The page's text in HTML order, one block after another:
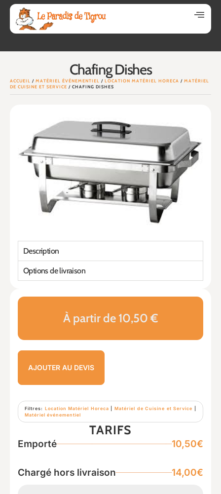
Chafing Dishes
ACCUEIL / MATÉRIEL ÉVÉNEMENTIEL / LOCATION MATÉRIEL HORECA / MATÉRIEL
DE CUISINE ET SERVICE / CHAFING DISHES
À partir de 10,50 €
AJOUTER AU DEVIS
Filtres: Location Matériel Horeca |Matériel de Cuisine et Service
Matériel événementiel
TARIFS
Emporté 10,50€
Chargé hors livraison 14,00€
Description
Options de livraison